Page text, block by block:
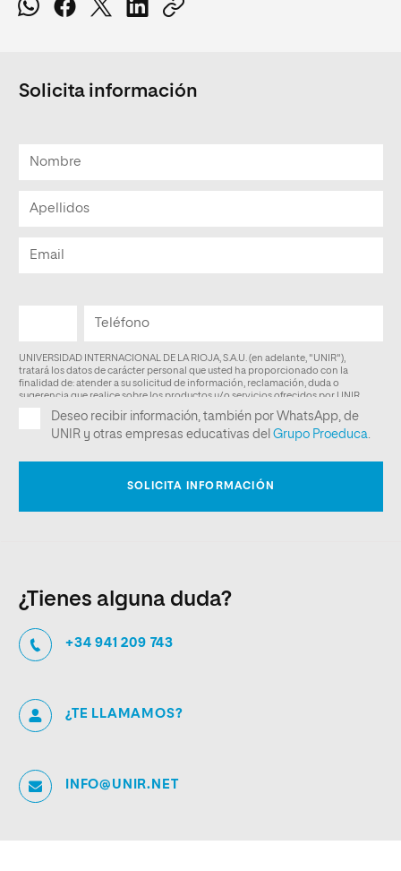
Solicita información
¿Tienes alguna duda?
+34 941 209 743
¿TE LLAMAMOS?
INFO@UNIR.NET